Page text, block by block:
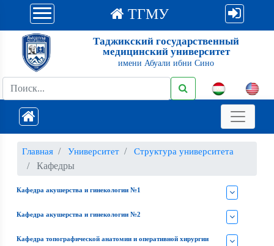
ТГМУ
Таджикский государственный
медицинский университет
имени Абуали ибни Сино
Главная Университет Структура университета
Кафедры
Кафедра акушерства и гинекологии №1
Кафедра акушерства и гинекологии №2
Кафедра топографической анатомии и оперативной хирургии